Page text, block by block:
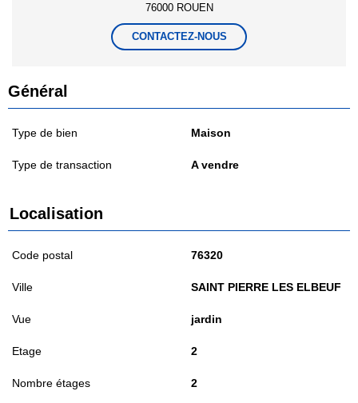
76000 ROUEN
CONTACTEZ-NOUS
Général
Type de bien Maison
Type de transaction A vendre
Localisation
Code postal 76320
Ville SAINT PIERRE LES ELBEUF
Vue jardin
Etage 2
Nombre étages 2